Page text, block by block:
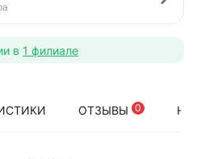
в 1 филиале
ОТЗЫВЫ 0